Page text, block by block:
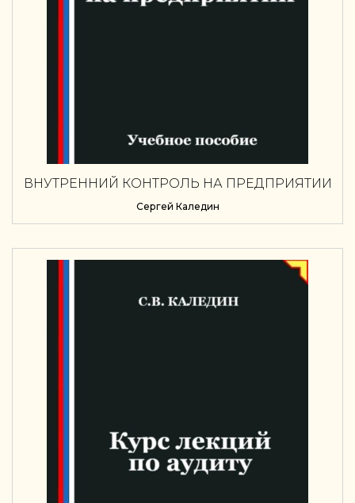
ВНУТРЕННИЙ КОНТРОЛЬ НА ПРЕДПРИЯТИИ
Сергей Каледин